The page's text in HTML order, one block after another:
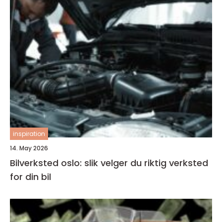
inspiration
14. May 2026
Bilverksted oslo: slik velger du riktig verksted
for din bil